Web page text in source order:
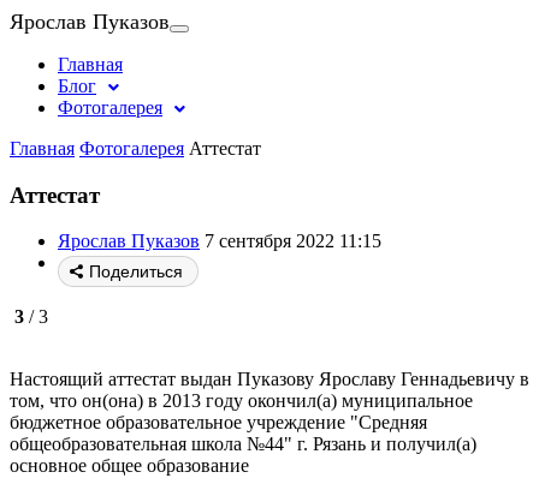
Ярослав Пуказов
Главная
Блог
Фотогалерея
Главная Фотогалерея Аттестат
Аттестат
Ярослав Пуказов 7 сентября 2022 11:15
Поделиться
3 / 3
Настоящий аттестат выдан Пуказову Ярославу Геннадьевичу в
том, что он(она) в 2013 году окончил(а) муниципальное
бюджетное образовательное учреждение "Средняя
общеобразовательная школа №44" г. Рязань и получил(а)
основное общее образование